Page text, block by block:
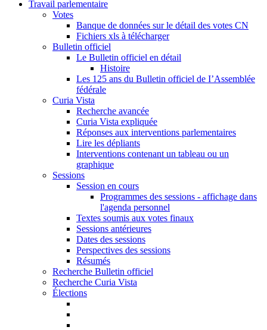
Travail parlementaire
Votes
Banque de données sur le détail des votes CN
Fichiers xls à télécharger
Bulletin officiel
Le Bulletin officiel en détail
Histoire
Les 125 ans du Bulletin officiel de I’Assemblée
fédérale
Curia Vista
Recherche avancée
Curia Vista expliquée
Réponses aux interventions parlementaires
Lire les dépliants
Interventions contenant un tableau ou un
graphique
Sessions
Session en cours
Programmes des sessions - affichage dans
l'agenda personnel
Textes soumis aux votes finaux
Sessions antérieures
Dates des sessions
Perspectives des sessions
Résumés
Recherche Bulletin officiel
Recherche Curia Vista
Élections